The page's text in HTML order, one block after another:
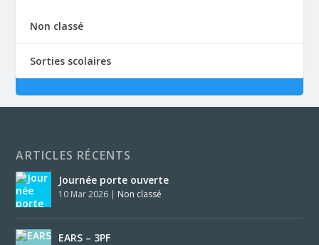
Non classé
Sorties scolaires
ARTICLES RÉCENTS
Journée porte ouverte
10 Mar 2026 | Non classé
EARS – 3PF